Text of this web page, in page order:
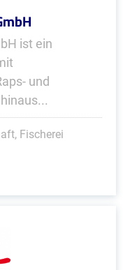
ist ein
und
Fischerei